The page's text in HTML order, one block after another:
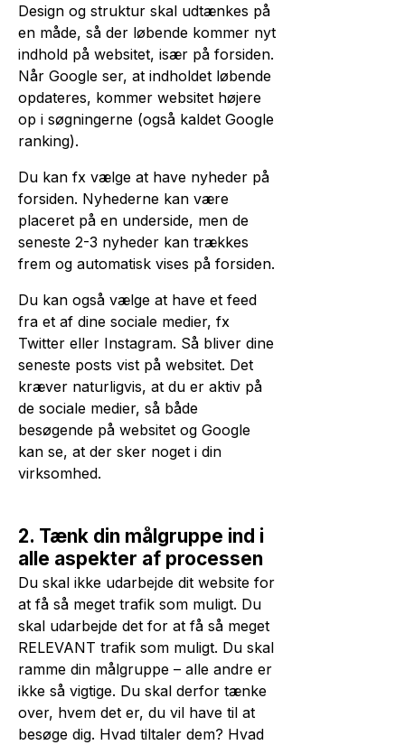
Design og struktur skal udtænkes på
en måde, så der løbende kommer nyt
indhold på websitet, især på forsiden.
Når Google ser, at indholdet løbende
opdateres, kommer websitet højere
op i søgningerne (også kaldet Google
ranking).
Du kan fx vælge at have nyheder på
forsiden. Nyhederne kan være
placeret på en underside, men de
seneste 2-3 nyheder kan trækkes
frem og automatisk vises på forsiden.
Du kan også vælge at have et feed
fra et af dine sociale medier, fx
Twitter eller Instagram. Så bliver dine
seneste posts vist på websitet. Det
kræver naturligvis, at du er aktiv på
de sociale medier, så både
besøgende på websitet og Google
kan se, at der sker noget i din
virksomhed.
2. Tænk din målgruppe ind i
alle aspekter af processen
Du skal ikke udarbejde dit website for
at få så meget trafik som muligt. Du
skal udarbejde det for at få så meget
RELEVANT trafik som muligt. Du skal
ramme din målgruppe – alle andre er
ikke så vigtige. Du skal derfor tænke
over, hvem det er, du vil have til at
besøge dig. Hvad tiltaler dem? Hvad